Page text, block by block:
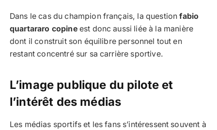
Dans le cas du champion français, la questionfabio
quartararo copineest donc aussi liée à la manière
dont il construit son équilibre personnel tout en
restant concentré sur sa carrière sportive.
L’image publique du pilote et
l’intérêt des médias
Les médias sportifs et les fans s’intéressent souvent à